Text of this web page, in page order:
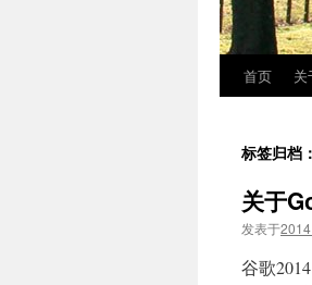
正
首页 关
标签归档：
关于
发表于
谷歌